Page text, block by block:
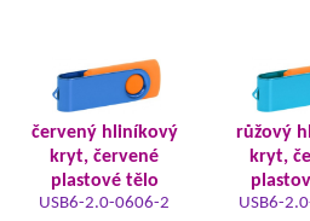
červený hliníkový
kryt, červené
plastové tělo
USB6-2.0-0606-2
růžový
kryt,
USB6-